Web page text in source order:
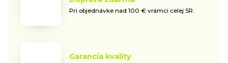
Pri objednávke nad 100 € vrámci celej SR.
Garancia kvality